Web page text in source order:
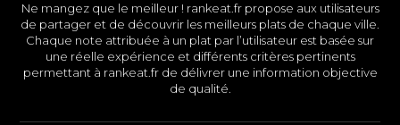
Ne mangez que le meilleur ! rankeat.fr propose aux utilisateurs
de partager et de découvrir les meilleurs plats de chaque ville.
Chaque note attribuée à un plat par l’utilisateur est basée sur
une réelle expérience et différents critères pertinents
permettant à rankeat.fr de délivrer une information objective
de qualité.